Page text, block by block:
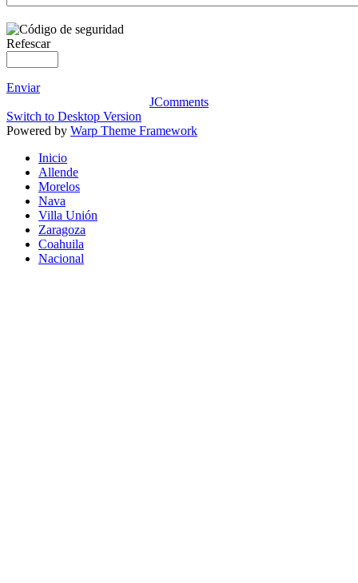
Refescar
Enviar
JComments
Switch to Desktop Version
Powered by Warp Theme Framework
Inicio
Allende
Morelos
Nava
Villa Unión
Zaragoza
Coahuila
Nacional